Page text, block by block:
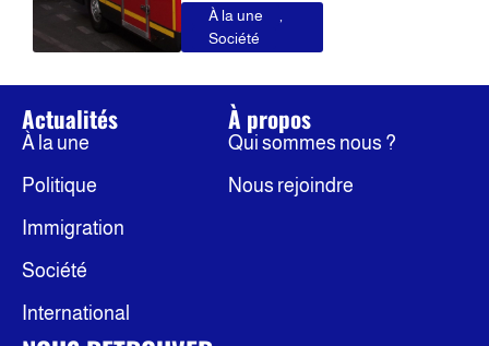
À la une
Société
Actualités
À la une
Politique
Immigration
Société
International
À propos
Qui sommes nous ?
Nous rejoindre